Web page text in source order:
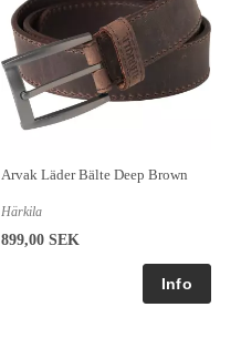
Arvak Läder Bälte Deep Brown
Härkila
899,00 SEK